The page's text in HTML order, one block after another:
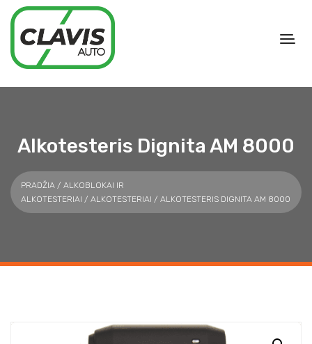
Alkotesteris Dignita AM 8000
PRADŽIA / ALKOBLOKAI IR
ALKOTESTERIAI / ALKOTESTERIAI / ALKOTESTERIS DIGNITA AM 8000